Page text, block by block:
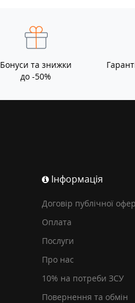
Бонуси та знижки
до -50%
Інформація
Договір публічної
Оплата
Послуги
Про нас
10% на потреби ЗСУ
Повернення та обмін